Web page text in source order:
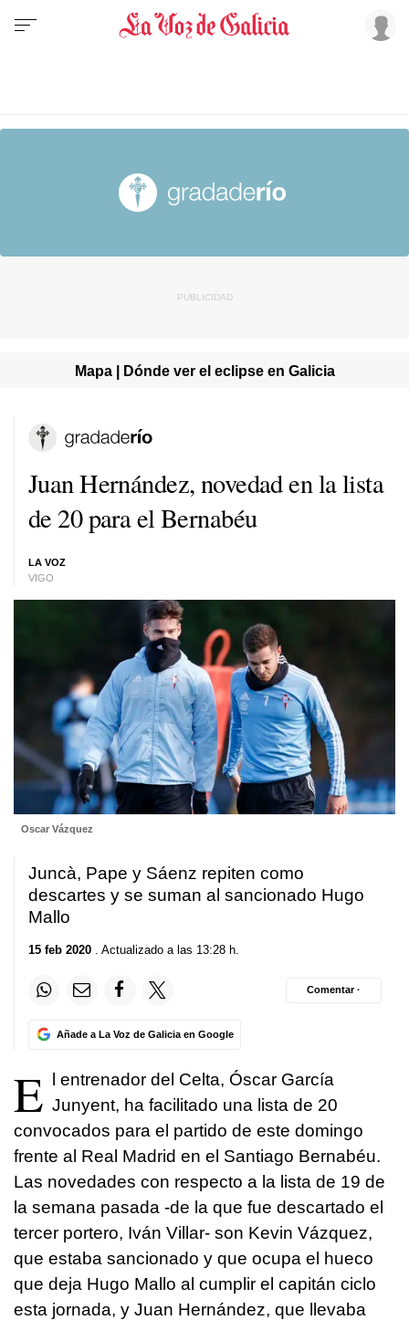
Mapa | Dónde ver el eclipse en Galicia
Juan Hernández, novedad en la lista
de 20 para el Bernabéu
LA VOZ
VIGO
Oscar Vázquez
Juncà, Pape y Sáenz repiten como
descartes y se suman al sancionado Hugo
Mallo
15 feb 2020 . Actualizado a las 13:28 h.
Añade a La Voz de Galicia en Google
Comentar ·
E l entrenador del Celta, Óscar García
Junyent, ha facilitado una lista de 20
convocados para el partido de este domingo
frente al Real Madrid en el Santiago Bernabéu.
Las novedades con respecto a la lista de 19 de
la semana pasada -de la que fue descartado el
tercer portero, Iván Villar- son Kevin Vázquez,
que estaba sancionado y que ocupa el hueco
que deja Hugo Mallo al cumplir el capitán ciclo
esta jornada, y Juan Hernández, que llevaba